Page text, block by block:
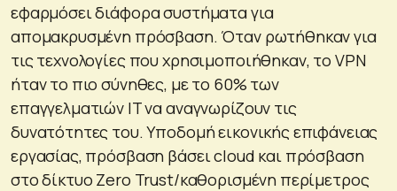
εφαρμόσει διάφορα συστήματα για
απομακρυσμένη πρόσβαση. Όταν ρωτήθηκαν για
τις τεχνολογίες που χρησιμοποιήθηκαν, το VPN
ήταν το πιο σύνηθες, με το 60% των
επαγγελματιών IT να αναγνωρίζουν τις
δυνατότητες του. Υποδομή εικονικής επιφάνειας
εργασίας, πρόσβαση βάσει cloud και πρόσβαση
στο δίκτυο Zero Trust/καθορισμένη περίμετρος